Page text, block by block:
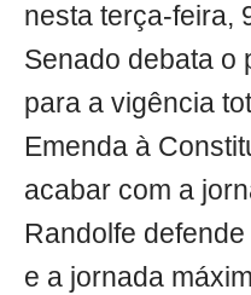
nesta terça-feira,
Senado debata o
para a vigência
Emenda à
acabar com a
Randolfe
e a jornada